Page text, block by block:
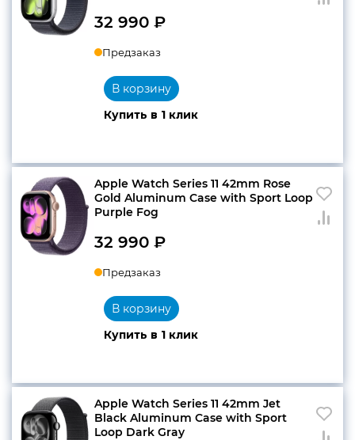
32 990 ₽
Предзаказ
Купить в 1 клик
В корзину
Apple Watch Series 11 42mm Rose
Gold Aluminum Case with Sport Loop
Purple Fog
32 990 ₽
Предзаказ
Купить в 1 клик
В корзину
Apple Watch Series 11 42mm Jet
Black Aluminum Case with Sport
Loop Dark Gray